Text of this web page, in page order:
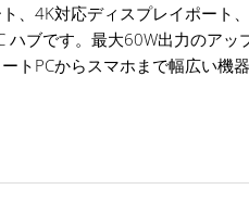
、4K対応ディスプレイポート
ブです。最大60W出力のアッ
トPCからスマホまで幅広い機